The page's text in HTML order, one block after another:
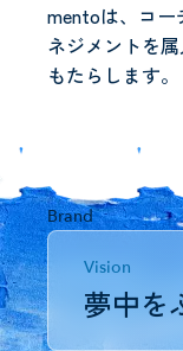
mentoは、コー
ネジメントを
もたらします。
Brand
Vision
夢中を